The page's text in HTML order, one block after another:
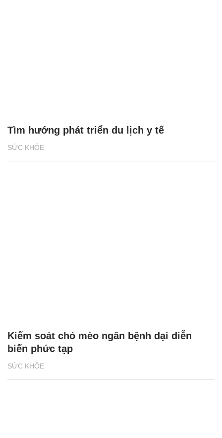
SỨC KHỎE
Tìm hướng phát triển du lịch y tế
SỨC KHỎE
Kiểm soát chó mèo ngăn bệnh dại diễn
biến phức tạp